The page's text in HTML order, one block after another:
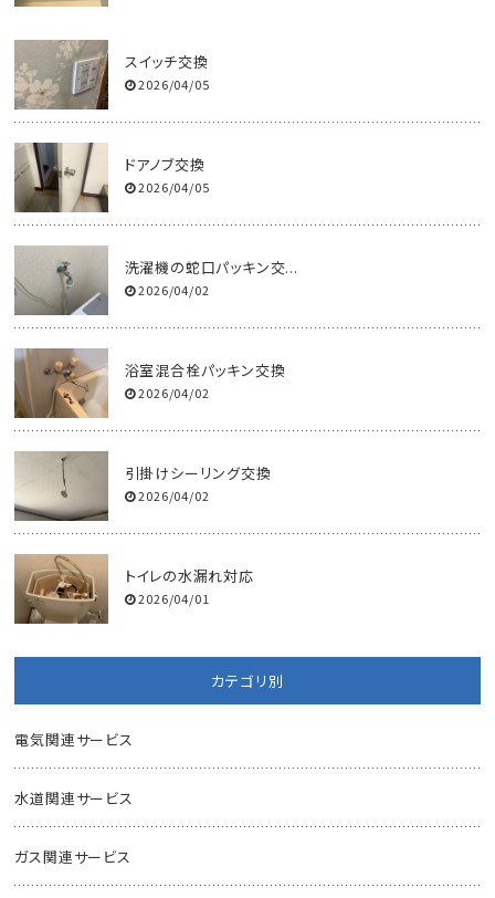
スイッチ交換
2026/04/05
ドアノブ交換
2026/04/05
洗濯機の蛇口パッキン交...
2026/04/02
浴室混合栓パッキン交換
2026/04/02
引掛けシーリング交換
2026/04/02
トイレの水漏れ対応
2026/04/01
カテゴリ別
電気関連サービス
水道関連サービス
ガス関連サービス